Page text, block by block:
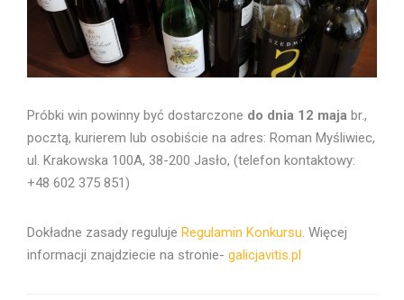
Próbki win powinny być dostarczone do dnia 12 maja br.,
pocztą, kurierem lub osobiście na adres: Roman Myśliwiec,
ul. Krakowska 100A, 38-200 Jasło, (telefon kontaktowy:
+48 602 375 851)
Dokładne zasady reguluje Regulamin Konkursu. Więcej
informacji znajdziecie na stronie- galicjavitis.pl